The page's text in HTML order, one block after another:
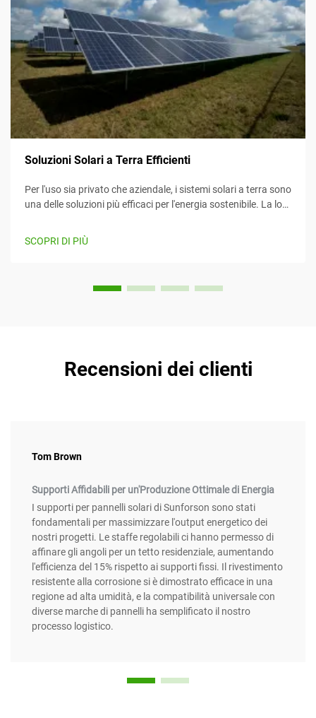
Soluzioni Solari a Terra Efficienti
Per l'uso sia privato che aziendale, i sistemi solari a terra sono
una delle soluzioni più efficaci per l'energia sostenibile. La loro
aggiunta, la manutenzione e l'installazione sono...
SCOPRI DI PIÙ
Recensioni dei clienti
Tom Brown
Supporti Affidabili per un'Produzione Ottimale di Energia
I supporti per pannelli solari di Sunforson sono stati
fondamentali per massimizzare l'output energetico dei
nostri progetti. Le staffe regolabili ci hanno permesso di
affinare gli angoli per un tetto residenziale, aumentando
l'efficienza del 15% rispetto ai supporti fissi. Il rivestimento
resistente alla corrosione si è dimostrato efficace in una
regione ad alta umidità, e la compatibilità universale con
diverse marche di pannelli ha semplificato il nostro
processo logistico.